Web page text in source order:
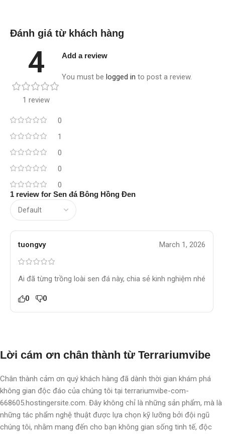
Đánh giá từ khách hàng
4
1 review
0
1
0
0
0
1 review for Sen đá Bông Hồng Đen
tuongvy March 1, 2026
Ai đã từng trồng loài sen đá này, chia sẻ kinh nghiệm nhé
0 0
Add a review
You must be logged in to post a review.
Lời cám ơn chân thành từ Terrariumvibe
Chân thành cảm ơn quý khách hàng đã dành thời gian khám phá
không gian độc đáo của chúng tôi tại terrariumvibe-com-
668605.hostingersite.com. Đây không chỉ là những sản phẩm, mà là
những tác phẩm nghệ thuật được lựa chọn kỹ lưỡng bởi đội ngũ
chúng tôi, nhằm mang đến cho bạn không gian sống tinh tế, độc